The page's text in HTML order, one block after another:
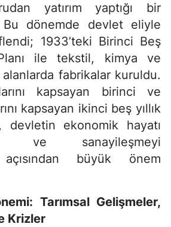
yatırım yaptığı bir
dönemde devlet eliyle
1933’teki Birinci Beş
ile tekstil, kimya ve
fabrikalar kuruldu.
kapsayan birinci ve
kapsayan ikinci beş yıllık
devletin ekonomik hayatı
ve sanayileşmeyi
büyük önem
Tarımsal Gelişmeler,
Krizler